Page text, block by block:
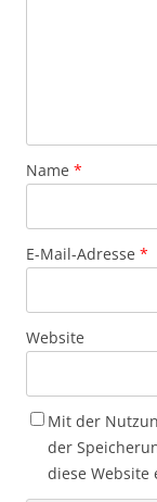
Name *
E-Mail-Adresse *
Website
Mit der
der
diese Website